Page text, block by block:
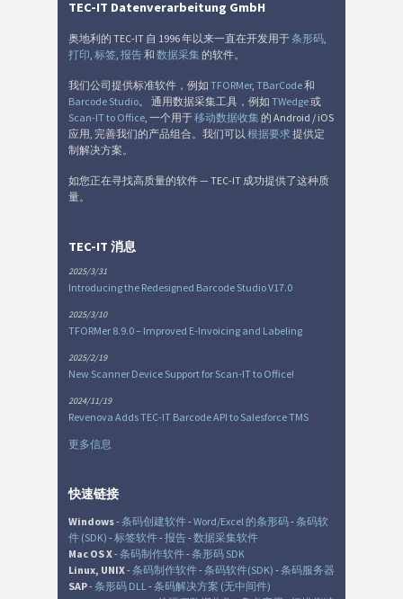
TEC-IT Datenverarbeitung GmbH
奥地利的 TEC-IT 自 1996 年以来一直在开发用于条形码,
打印, 标签, 报告和 数据采集的软件。
我们公司提供标准软件，例如 TFORMer, TBarCode和
Barcode Studio。 通用数据采集工具，例如 TWedge或
Scan-IT to Office, 一个用于移动数据收集的 Android / iOS
应用, 完善我们的产品组合。我们可以 根据要求 提供定
制解决方案。
如您正在寻找高质量的软件 — TEC-IT 成功提供了这种质
量。
TEC-IT 消息
2025/3/31
Introducing the Redesigned Barcode Studio V17.0
2025/3/10
TFORMer 8.9.0 – Improved E-Invoicing and Labeling
2025/2/19
New Scanner Device Support for Scan-IT to Office!
2024/11/19
Revenova Adds TEC-IT Barcode API to Salesforce TMS
更多信息
快速链接
Windows-条码创建软件-Word/Excel 的条形码-条码软
件 (SDK) -标签软件-报告-数据采集软件
Mac OS X-条码制作软件-条形码 SDK
Linux, UNIX-条码制作软件-条码软件(SDK) -条码服务器
SAP-条形码 DLL-条码解决方案 (无中间件)